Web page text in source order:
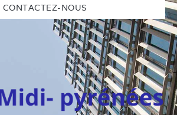
CONTACTEZ-NOUS